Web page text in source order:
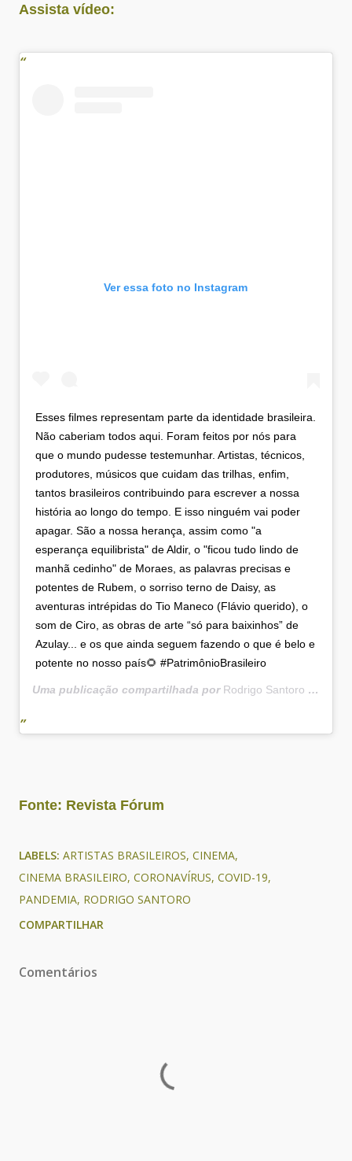
Assista vídeo:
Ver essa foto no Instagram
Esses filmes representam parte da identidade brasileira.
Não caberiam todos aqui. Foram feitos por nós para
que o mundo pudesse testemunhar. Artistas, técnicos,
produtores, músicos que cuidam das trilhas, enfim,
tantos brasileiros contribuindo para escrever a nossa
história ao longo do tempo. E isso ninguém vai poder
apagar. São a nossa herança, assim como "a
esperança equilibrista" de Aldir, o "ficou tudo lindo de
manhã cedinho" de Moraes, as palavras precisas e
potentes de Rubem, o sorriso terno de Daisy, as
aventuras intrépidas do Tio Maneco (Flávio querido), o
som de Ciro, as obras de arte “só para baixinhos” de
Azulay... e os que ainda seguem fazendo o que é belo e
potente no nosso país🌻 #PatrimônioBrasileiro
Uma publicação compartilhada por Rodrigo Santoro
Fonte: Revista Fórum
LABELS: ARTISTAS BRASILEIROS CINEMA
CINEMA BRASILEIRO CORONAVÍRUS COVID-19
PANDEMIA RODRIGO SANTORO
COMPARTILHAR
Comentários